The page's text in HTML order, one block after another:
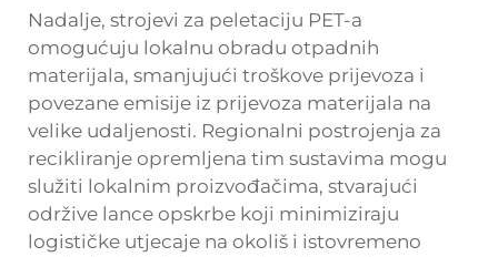
Nadalje, strojevi za peletaciju PET-a
omogućuju lokalnu obradu otpadnih
materijala, smanjujući troškove prijevoza i
povezane emisije iz prijevoza materijala na
velike udaljenosti. Regionalni postrojenja za
recikliranje opremljena tim sustavima mogu
služiti lokalnim proizvođačima, stvarajući
održive lance opskrbe koji minimiziraju
logističke utjecaje na okoliš i istovremeno